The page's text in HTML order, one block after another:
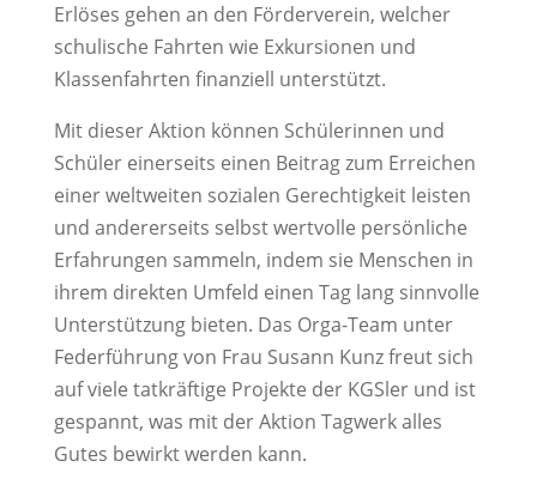
Erlöses gehen an den Förderverein, welcher
schulische Fahrten wie Exkursionen und
Klassenfahrten finanziell unterstützt.
Mit dieser Aktion können Schülerinnen und
Schüler einerseits einen Beitrag zum Erreichen
einer weltweiten sozialen Gerechtigkeit leisten
und andererseits selbst wertvolle persönliche
Erfahrungen sammeln, indem sie Menschen in
ihrem direkten Umfeld einen Tag lang sinnvolle
Unterstützung bieten. Das Orga-Team unter
Federführung von Frau Susann Kunz freut sich
auf viele tatkräftige Projekte der KGSler und ist
gespannt, was mit der Aktion Tagwerk alles
Gutes bewirkt werden kann.